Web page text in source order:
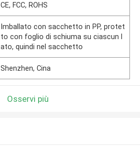
CE, FCC, ROHS
Imballato con sacchetto in PP, protet
to con foglio di schiuma su ciascun l
ato, quindi nel sacchetto
Shenzhen, Cina
Osservi più